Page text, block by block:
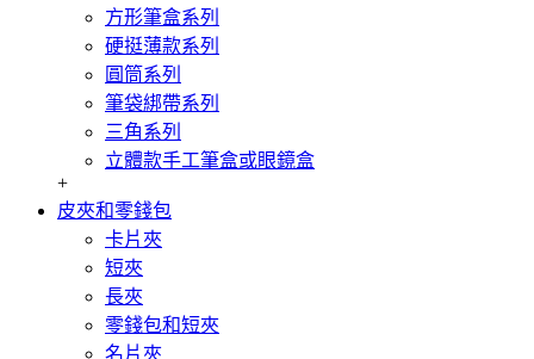
方形筆盒系列
硬挺薄款系列
圓筒系列
筆袋綁帶系列
三角系列
立體款手工筆盒或眼鏡盒
+
皮夾和零錢包
卡片夾
短夾
長夾
零錢包和短夾
名片夾